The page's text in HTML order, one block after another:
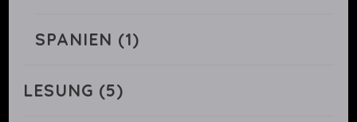
SPANIEN (1)
LESUNG (5)